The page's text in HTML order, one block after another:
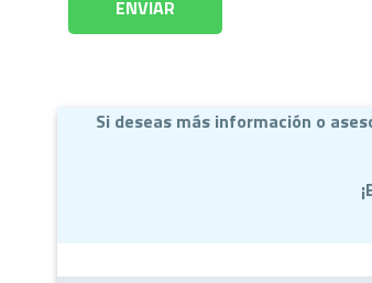
Si deseas más información o